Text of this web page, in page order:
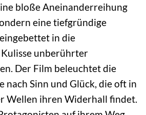
bloße Aneinanderreihung
eine tiefgründige
in die
unberührter
Der Film beleuchtet die
nach Sinn und Glück, die oft in
Wellen ihren Widerhall findet.